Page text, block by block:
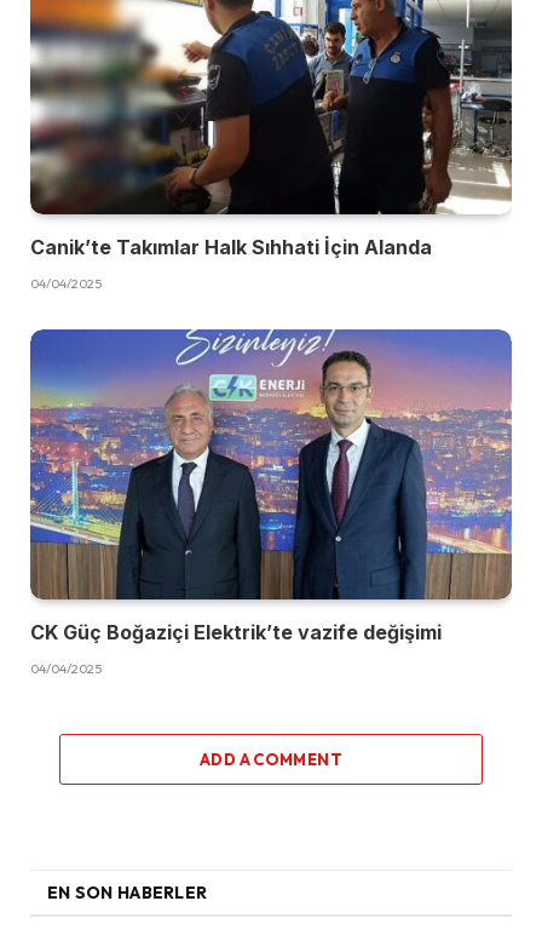
Canik’te Takımlar Halk Sıhhati İçin Alanda
04/04/2025
CK Güç Boğaziçi Elektrik’te vazife değişimi
04/04/2025
ADD A COMMENT
EN SON HABERLER